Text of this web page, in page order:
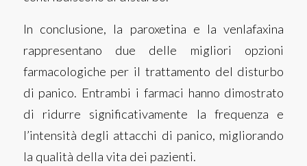
In conclusione, la paroxetina e la venlafaxina
rappresentano due delle migliori opzioni
farmacologiche per il trattamento del disturbo
di panico. Entrambi i farmaci hanno dimostrato
di ridurre significativamente la frequenza e
l’intensità degli attacchi di panico, migliorando
la qualità della vita dei pazienti.